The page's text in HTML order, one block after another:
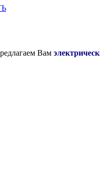
Вам